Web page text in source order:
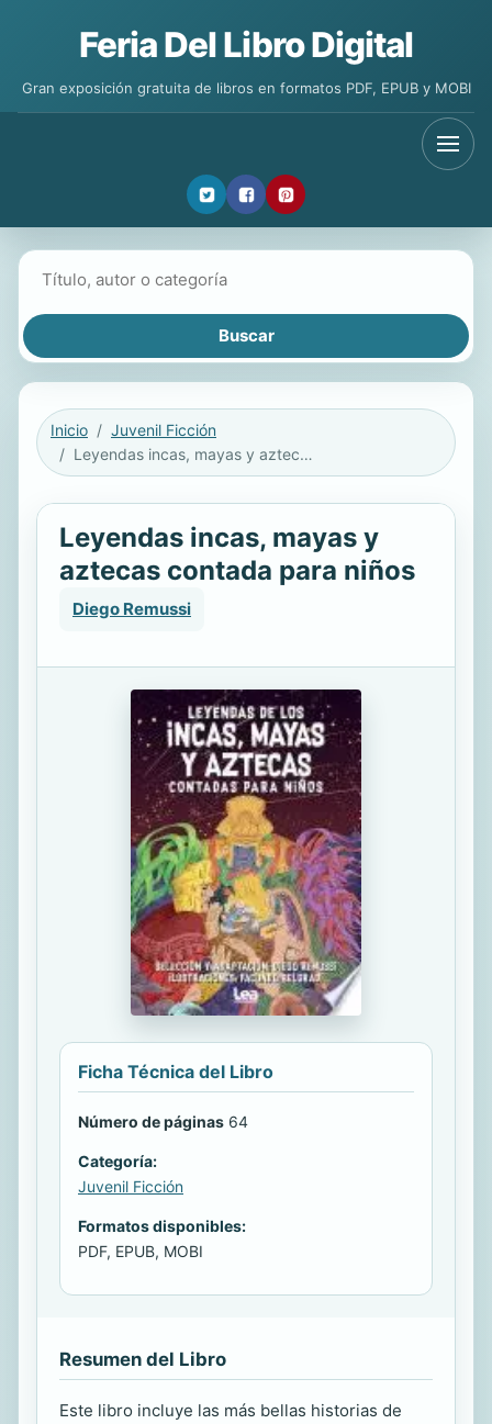
Feria Del Libro Digital
Gran exposición gratuita de libros en formatos PDF, EPUB y MOBI
Inicio
Juvenil Ficción
Leyendas incas, mayas y aztecas contada para niños
Leyendas incas, mayas y
aztecas contada para niños
Diego Remussi
Ficha Técnica del Libro
Número de páginas 64
Categoría:
Juvenil Ficción
Formatos disponibles:
PDF, EPUB, MOBI
Resumen del Libro
Este libro incluye las más bellas historias de